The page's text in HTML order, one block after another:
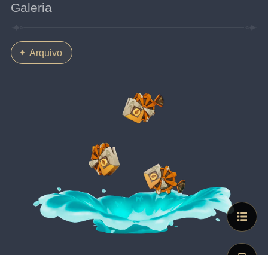
Galeria
Arquivo